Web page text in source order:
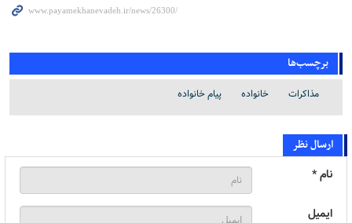
برچسب‌ها
مذاکرات خانواده پیام خانواده
ارسال نظر
نام *
ایمیل